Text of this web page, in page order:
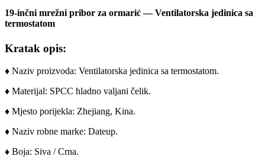
19-inčni mrežni pribor za ormarić — Ventilatorska jedinica sa
termostatom
Kratak opis:
♦ Naziv proizvoda: Ventilatorska jedinica sa termostatom.
♦ Materijal: SPCC hladno valjani čelik.
♦ Mjesto porijekla: Zhejiang, Kina.
♦ Naziv robne marke: Dateup.
♦ Boja: Siva / Crna.